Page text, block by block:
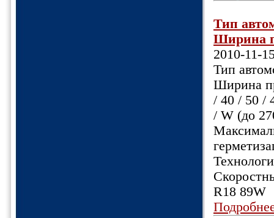
Тип
Ширина
2010-11-
Тип
Ширина
/ 40 / 50 /
/ W (до
R18 89W